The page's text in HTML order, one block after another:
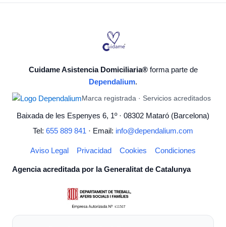
Cuidame Asistencia Domiciliaria®forma parte de
Dependalium.
Marca registrada · Servicios acreditados
Baixada de les Espenyes 6, 1º · 08302 Mataró (Barcelona)
Tel: 655 889 841 · Email: info@dependalium.com
Aviso Legal Privacidad Cookies Condiciones
Agencia acreditada por la Generalitat de Catalunya